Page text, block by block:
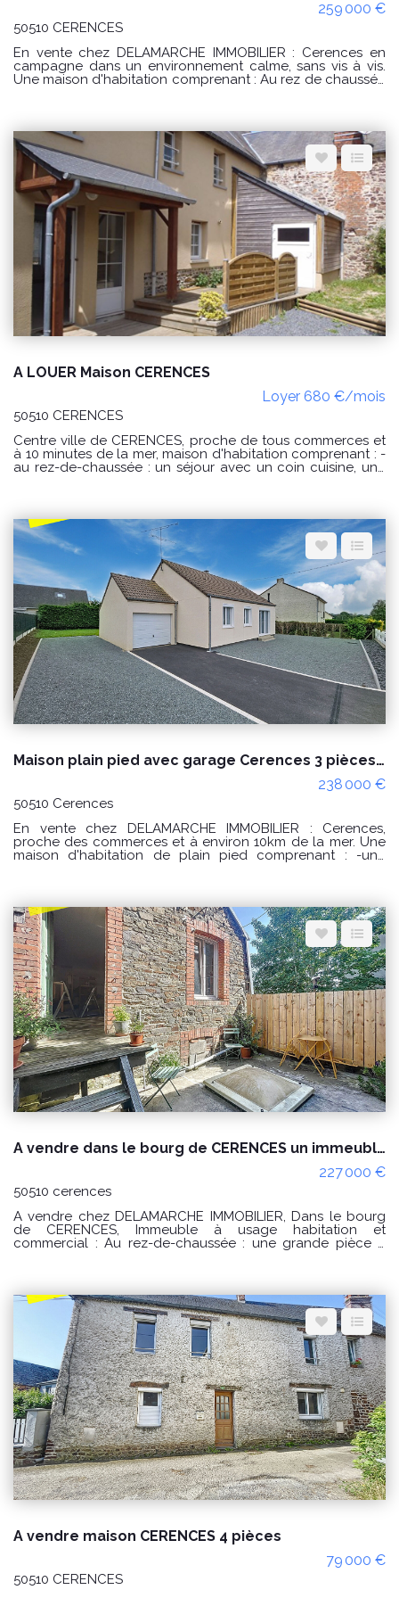
259 000 €
50510 CERENCES
En vente chez DELAMARCHE IMMOBILIER : Cerences en
campagne dans un environnement calme, sans vis à vis.
Une maison d'habitation comprenant : Au rez de chaussée
chambres dont une avec un dressing aménagé, -une salle
d'eau avec WC. PRIX : 259000 € Honoraires à la charge du
vendeur. Classe énergie : D (226) Classe climat : B (9)
Montant estimé des dépenses annuelles d'énergie pour un
usage standard : entre 2860 € et 3920 € / an. Prix moyens
des énergies indexés sur les années 2021, 2022, 2023
(abonnements compris) conformément à l'arrêté du 31
mars 2021 en vigueur lors de l'établissement du DPE "Les
informations sur les risques auxquels ce bien est exposé
sont disponibles sur le site Géorisques :
www.georisques.gouv.fr" POUR VISITER : DELAMARCHE
IMMOBILIER, Florian GINARD 07.86.27.44.34
A LOUER Maison CERENCES
Loyer 680 €/mois
50510 CERENCES
Centre ville de CERENCES, proche de tous commerces et
à 10 minutes de la mer, maison d'habitation comprenant : -
au rez-de-chaussée : un séjour avec un coin cuisine, une
Disponible dès maintenant Surface habitable : 102.87 m²
Loyer : 680€ par mois charges comprises dont 0 € par
mois de charges forfaitaires. Loyer conventionné (soumis à
condition de ressources) Dépôt de garantie : 680€
Honoraires charge locataire : 544€ TTC dont 68€ TTC
pour l'état des lieux. CLASSE ENERGIE : D et CLASSE
CLIMAT : D Montant estimé des dépenses annuelles
d'énergie pour un usage standard : entre 1090€ et 1540 €
au 01/01/2021 « Les informations sur les risques auxquels
ce bien est exposé sont disponibles sur le site Géorisques :
www.georisques.gouv.fr »
Maison plain pied avec garage Cerences 3 pièces proche des commodités
238 000 €
50510 Cerences
En vente chez DELAMARCHE IMMOBILIER : Cerences,
proche des commerces et à environ 10km de la mer. Une
maison d'habitation de plain pied comprenant : -une
une avec placard. -un garage. Le tout sur un terrain
d'environ 571m². Prix : 238000 € honoraires à la charge du
vendeur. Classe énergie : D (246) Classe climat : B (7)
Montant estimé des dépenses annuelles d'énergie pour un
usage standard : entre 1450 € et 2030 € / an. Prix moyens
des énergies indexés sur les années 2021, 2022 et 2023
(abonnements compris) "Les informations sur les risques
auxquels ce bien est exposé sont disponibles sur le site
Géorisques : www.georisques.gouv.fr" POUR VISITER :
DELAMARCHE IMMOBILIER, Florian GINARD 07.86.27.44.34
A vendre dans le bourg de CERENCES un immeuble à usage habitation et commercial
227 000 €
50510 cerences
A vendre chez DELAMARCHE IMMOBILIER, Dans le bourg
de CERENCES, Immeuble à usage habitation et
commercial : Au rez-de-chaussée : une grande pièce à
desservant un salon - séjour , une cuisine aménagée et
équipée , toilettes et accès à une terrasse . Au deuxième :
un palier desservant trois chambres , une salle de bains et
toilettes. Au troisième étage : palier desservant une suite
parentale avec salle d'eau privative et toilettes. Par l'accès
à la terrasse un dépendances sur trois niveau avec un
accès indépendant. Grande dépendance sur trois niveaux
de 120 m2 PRIX : 227000€ Honoraires à la charge du
vendeur. Classe énergie : C (157) Classe climat : B (6)
Montant estimé des dépenses annuelles d'énergie pour un
usage standard : entre 2560 € et 3510€ / an Date de
référence des prix de l'énergie utilisés pour établir cette
estimation sur les années 2021, 2022 et 2023 (abonnements
compris). "Les informations sur les risques auxquels ce bien
est exposé sont disponibles sur le site Géorisques :
www.georisques.gouv.fr" Pour visiter : Agence
A vendre maison CERENCES 4 pièces
79 000 €
50510 CERENCES